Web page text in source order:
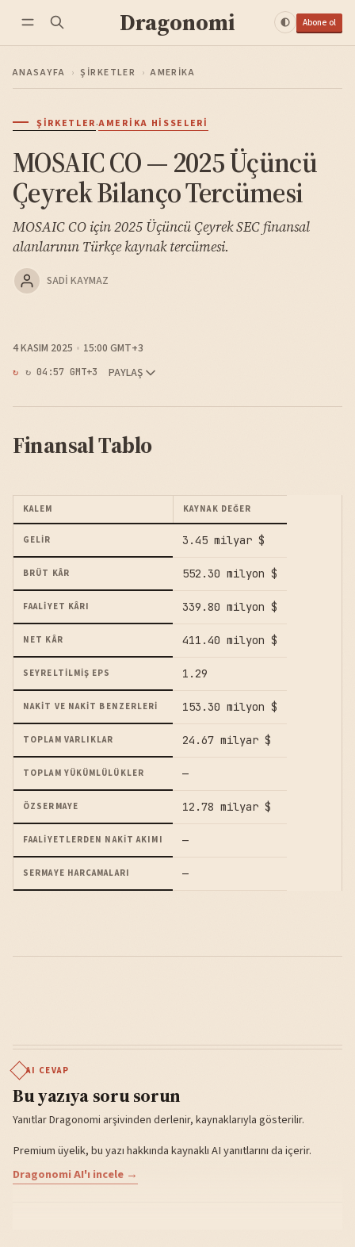
Dragonomi Abone ol
ANASAYFA › ŞIRKETLER › AMERIKA
ŞIRKETLER·AMERIKA HISSELERI
MOSAIC CO — 2025 Üçüncü
Çeyrek Bilanço Tercümesi
MOSAIC CO için 2025 Üçüncü Çeyrek SEC finansal
alanlarının Türkçe kaynak tercümesi.
SADI KAYMAZ
4 KASIM 2025 15:00 GMT+3
↻ 04:57 GMT+3 PAYLAŞ
Finansal Tablo
KALEM KAYNAK DEĞER
GELIR 3.45 milyar $
BRÜT KÂR 552.30 milyon $
FAALIYET KÂRI 339.80 milyon $
NET KÂR 411.40 milyon $
SEYRELTILMIŞ EPS 1.29
NAKIT VE NAKIT BENZERLERI 153.30 milyon $
TOPLAM VARLIKLAR 24.67 milyar $
TOPLAM YÜKÜMLÜLÜKLER —
ÖZSERMAYE 12.78 milyar $
FAALIYETLERDEN NAKIT AKIMI —
SERMAYE HARCAMALARI —
AI CEVAP
Bu yazıya soru sorun
Yanıtlar Dragonomi arşivinden derlenir, kaynaklarıyla gösterilir.
Premium üyelik, bu yazı hakkında kaynaklı AI yanıtlarını da içerir.
Dragonomi AI'ı incele →